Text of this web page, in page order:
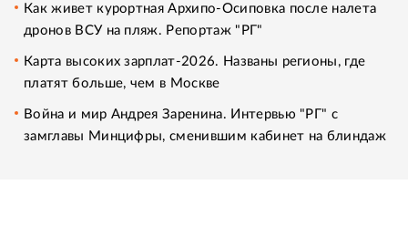
Как живет курортная Архипо-Осиповка после налета
дронов ВСУ на пляж. Репортаж "РГ"
Карта высоких зарплат-2026. Названы регионы, где
платят больше, чем в Москве
Война и мир Андрея Заренина. Интервью "РГ" с
замглавы Минцифры, сменившим кабинет на блиндаж